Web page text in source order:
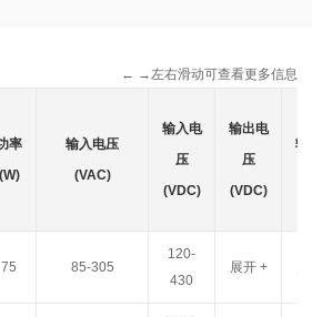
← →左右滑动可查看更多信息
率
(W)
输入电压
(VAC)
输入电
压
(VDC)
输出电
压
(VDC)
输
75 85-305
120-
430
展开 +